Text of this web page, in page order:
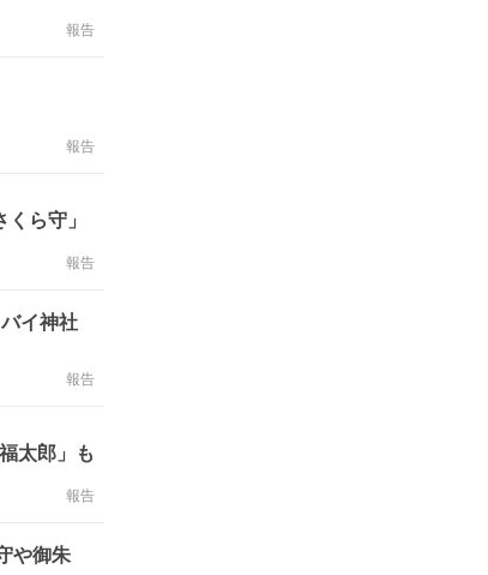
報告
報告
ら守」
報告
イ神社
報告
太郎」も
報告
や御朱